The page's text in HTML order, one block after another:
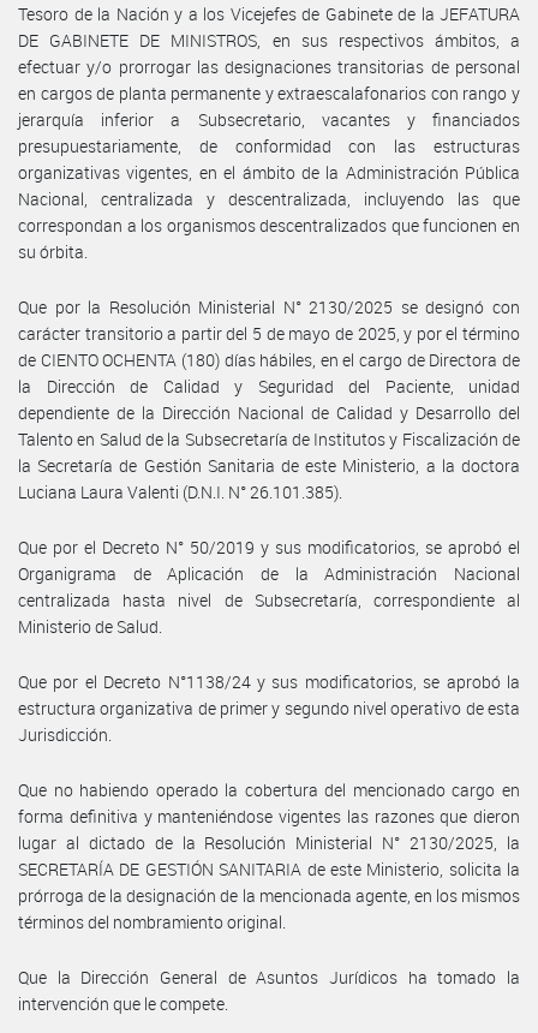
Tesoro de la Nación y a los Vicejefes de Gabinete de la JEFATURA
DE GABINETE DE MINISTROS, en sus respectivos ámbitos, a
efectuar y/o prorrogar las designaciones transitorias de personal
en cargos de planta permanente y extraescalafonarios con rango y
jerarquía inferior a Subsecretario, vacantes y financiados
presupuestariamente, de conformidad con las estructuras
organizativas vigentes, en el ámbito de la Administración Pública
Nacional, centralizada y descentralizada, incluyendo las que
correspondan a los organismos descentralizados que funcionen en
su órbita.
Que por la Resolución Ministerial N° 2130/2025 se designó con
carácter transitorio a partir del 5 de mayo de 2025, y por el término
de CIENTO OCHENTA (180) días hábiles, en el cargo de Directora de
la Dirección de Calidad y Seguridad del Paciente, unidad
dependiente de la Dirección Nacional de Calidad y Desarrollo del
Talento en Salud de la Subsecretaría de Institutos y Fiscalización de
la Secretaría de Gestión Sanitaria de este Ministerio, a la doctora
Luciana Laura Valenti (D.N.I. N° 26.101.385).
Que por el Decreto N° 50/2019 y sus modificatorios, se aprobó el
Organigrama de Aplicación de la Administración Nacional
centralizada hasta nivel de Subsecretaría, correspondiente al
Ministerio de Salud.
Que por el Decreto N°1138/24 y sus modificatorios, se aprobó la
estructura organizativa de primer y segundo nivel operativo de esta
Jurisdicción.
Que no habiendo operado la cobertura del mencionado cargo en
forma definitiva y manteniéndose vigentes las razones que dieron
lugar al dictado de la Resolución Ministerial N° 2130/2025, la
SECRETARÍA DE GESTIÓN SANITARIA de este Ministerio, solicita la
prórroga de la designación de la mencionada agente, en los mismos
términos del nombramiento original.
Que la Dirección General de Asuntos Jurídicos ha tomado la
intervención que le compete.